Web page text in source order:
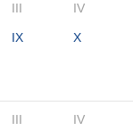
III IV
IX X
III IV